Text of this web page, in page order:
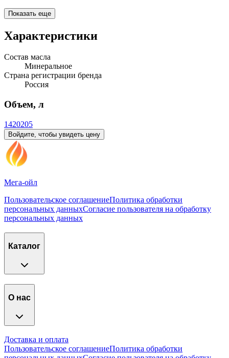
Показать еще
Характеристики
Состав масла
Минеральное
Страна регистрации бренда
Россия
Объем, л
1420205
Войдите, чтобы увидеть цену
Мега-ойл
Пользовательское соглашениеПолитика обработки
персональных данныхСогласие пользователя на обработку
персональных данных
Каталог
О нас
Доставка и оплата
Пользовательское соглашениеПолитика обработки